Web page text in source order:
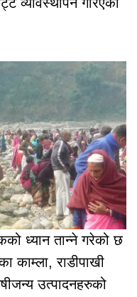
ध्यान तान्ने गरेको छ
काम्ला, राडीपाखी
उत्पादनहरुको